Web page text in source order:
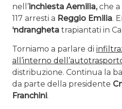
nell’inchiesta Aemilia,che a
117 arresti a Reggio Emilia.
‘ndrangheta trapiantati in
Torniamo a parlare di
all’interno
distribuzione. Continua la
da parte della presidente
Franchini.